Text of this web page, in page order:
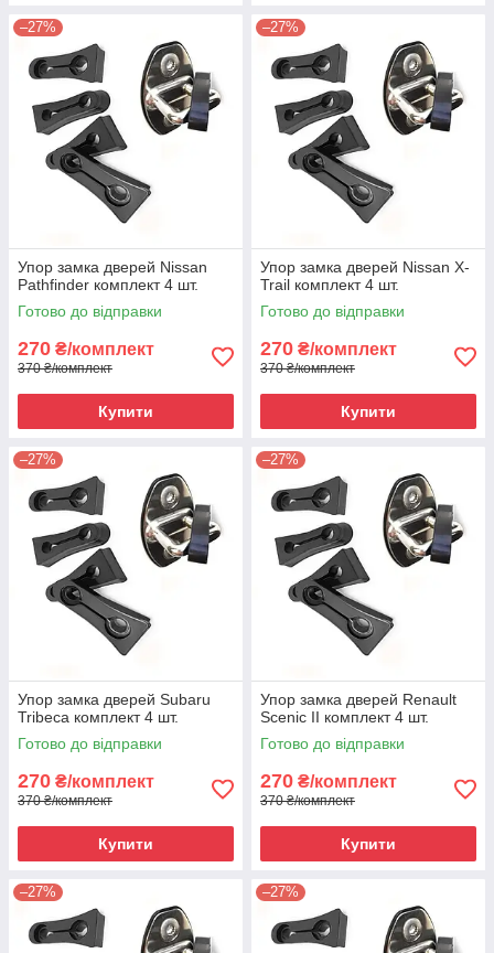
–27%
Упор замка дверей Nissan
Pathfinder комплект 4 шт.
Готово до відправки
270 ₴/комплект
370 ₴/комплект
Купити
–27%
Упор замка дверей Nissan X-
Trail комплект 4 шт.
Готово до відправки
270 ₴/комплект
370 ₴/комплект
Купити
–27%
Упор замка дверей Subaru
Tribeca комплект 4 шт.
Готово до відправки
270 ₴/комплект
370 ₴/комплект
Купити
–27%
Упор замка дверей Renault
Scenic II комплект 4 шт.
Готово до відправки
270 ₴/комплект
370 ₴/комплект
Купити
–27% –27%